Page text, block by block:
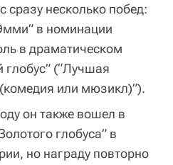
сразу несколько побед:
в номинации
в драматическом
глобус” (“Лучшая
или мюзикл)”).
он также вошел в
глобуса” в
но награду повторно